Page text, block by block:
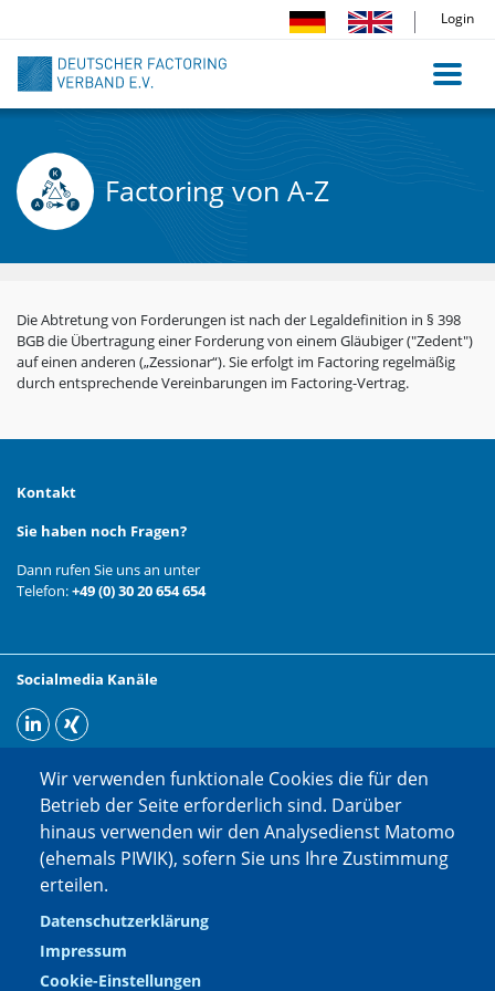
Inhalt
Login
Factoring von A-Z
Die Abtretung von Forderungen ist nach der Legaldefinition in § 398
BGB die Übertragung einer Forderung von einem Gläubiger ("Zedent")
auf einen anderen („Zessionar“). Sie erfolgt im Factoring regelmäßig
durch entsprechende Vereinbarungen im Factoring-Vertrag.
Kontakt
Sie haben noch Fragen?
Dann rufen Sie uns an unter
Telefon:+49 (0) 30 20 654 654
Socialmedia Kanäle
Wir verwenden funktionale Cookies die für den
Betrieb der Seite erforderlich sind. Darüber
hinaus verwenden wir den Analysedienst Matomo
(ehemals PIWIK), sofern Sie uns Ihre Zustimmung
erteilen.
Datenschutzerklärung
Impressum
Cookie-Einstellungen